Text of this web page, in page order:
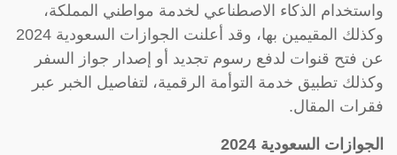
واستخدام الذكاء الاصطناعي لخدمة مواطني المملكة،
وكذلك المقيمين بها، وقد أعلنت الجوازات السعودية 2024
عن فتح قنوات لدفع رسوم تجديد أو إصدار جواز السفر
وكذلك تطبيق خدمة التوأمة الرقمية، لتفاصيل الخبر عبر
فقرات المقال.
الجوازات السعودية 2024